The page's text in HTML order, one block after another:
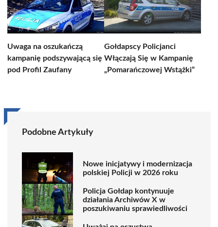
Uwaga na oszukańczą
kampanię podszywającą się
pod Profil Zaufany
Gołdapscy Policjanci
Włączają Się w Kampanię
„Pomarańczowej Wstążki”
Podobne Artykuły
Nowe inicjatywy i modernizacja
polskiej Policji w 2026 roku
Policja Gołdap kontynuuje
działania Archiwów X w
poszukiwaniu sprawiedliwości